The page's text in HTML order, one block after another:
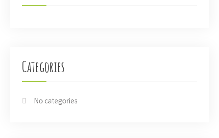
Categories
No categories